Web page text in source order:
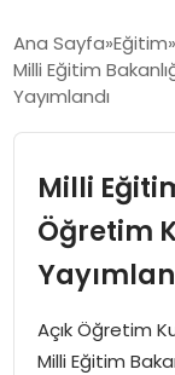
YAŞAM
MAGAZIN
EKONOMI
SPOR
Ana Sayfa Eğitim
Milli Eğitim
Yayımlandı
Milli
Öğretim
Açık Öğretim
Milli Eğitim